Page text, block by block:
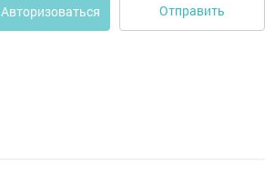
Авторизоваться Отправить